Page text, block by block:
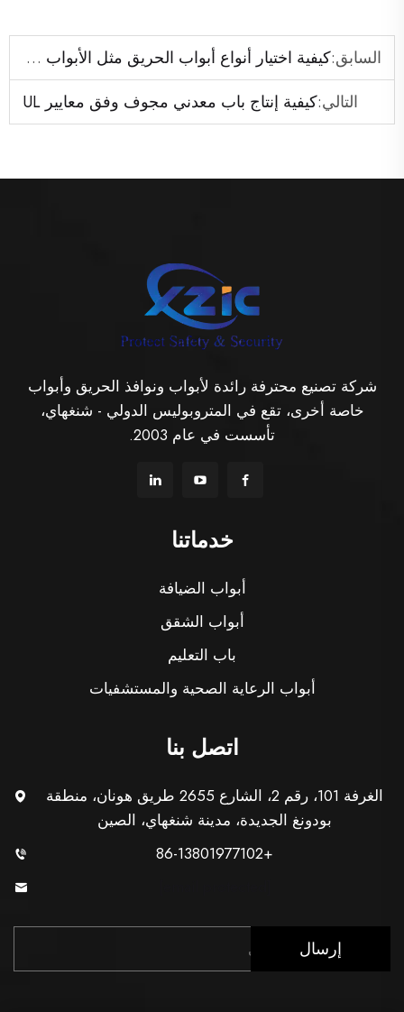
السابق:كيفية اختيار أنواع أبواب الحريق مثل الأبواب الخشبية أو المعدنية لمختلف المناطق
التالي:كيفية إنتاج باب معدني مجوف وفق معايير UL
شركة تصنيع محترفة رائدة لأبواب ونوافذ الحريق وأبواب
خاصة أخرى، تقع في المتروبوليس الدولي - شنغهاي،
تأسست في عام 2003.
خدماتنا
أبواب الضيافة
أبواب الشقق
باب التعليم
أبواب الرعاية الصحية والمستشفيات
اتصل بنا
الغرفة 101، رقم 2، الشارع 2655 طريق هونان، منطقة
بودونغ الجديدة، مدينة شنغهاي، الصين
+86-13801977102
إرسال